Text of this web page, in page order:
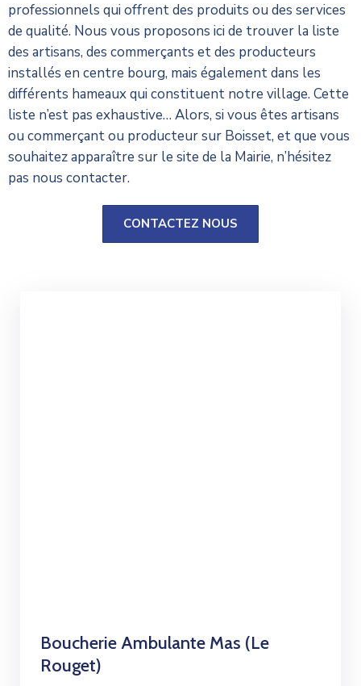
professionnels qui offrent des produits ou des services
de qualité. Nous vous proposons ici de trouver la liste
des artisans, des commerçants et des producteurs
installés en centre bourg, mais également dans les
différents hameaux qui constituent notre village. Cette
liste n’est pas exhaustive… Alors, si vous êtes artisans
ou commerçant ou producteur sur Boisset, et que vous
souhaitez apparaître sur le site de la Mairie, n’hésitez
pas nous contacter.
CONTACTEZ NOUS
Boucherie Ambulante Mas (Le
Rouget)